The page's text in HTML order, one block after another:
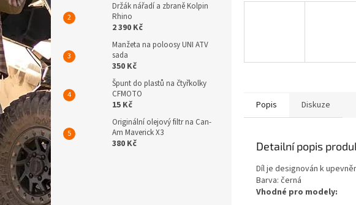
Držák nářadí a zbraně Kolpin
Rhino
2 390 Kč
Manžeta na poloosy UNI ATV
sada
350 Kč
Špunt do plastů na čtyřkolky
CFMOTO
15 Kč
Originální olejový filtr na Can-
Am Maverick X3
380 Kč
Popis Diskuze
Detailní popis
Díl je designován k
Barva: černá
Vhodné pro modely: